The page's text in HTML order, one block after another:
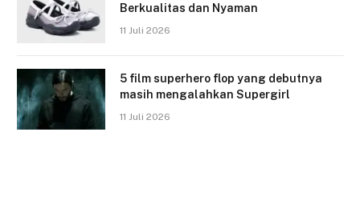
Berkualitas dan Nyaman
11 Juli 2026
5 film superhero flop yang debutnya
masih mengalahkan Supergirl
11 Juli 2026